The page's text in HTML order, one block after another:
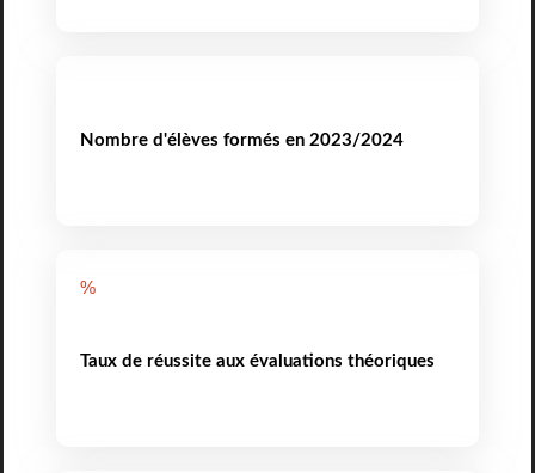
Nombre d'élèves formés en 2023/2024
%
Taux de réussite aux évaluations théoriques